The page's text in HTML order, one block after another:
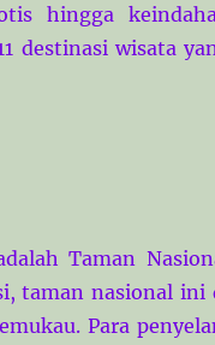
hingga
destinasi wisata
Taman
taman nasional ini
Para